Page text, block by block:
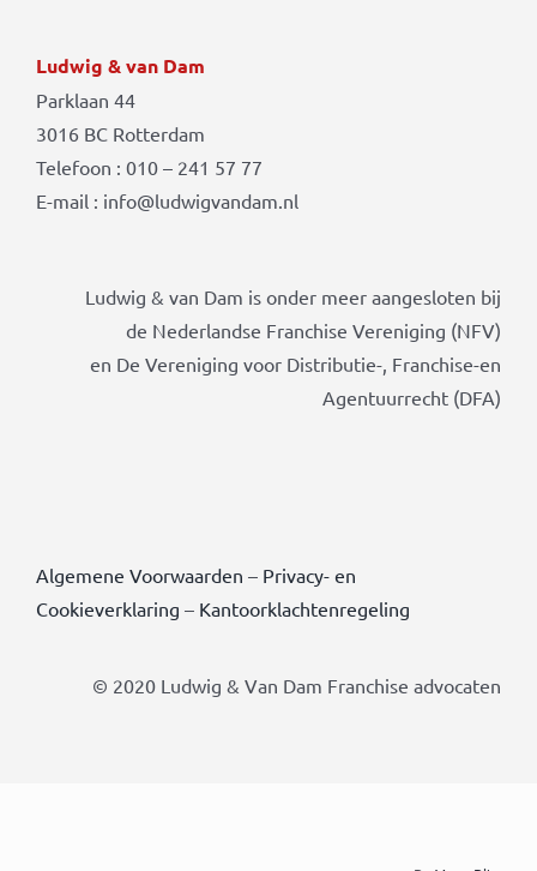
Ludwig & van Dam
Parklaan 44
3016 BC Rotterdam
Telefoon : 010 – 241 57 77
E-mail : info@ludwigvandam.nl
Ludwig & van Dam is onder meer aangesloten bij
de Nederlandse Franchise Vereniging (NFV)
en De Vereniging voor Distributie-, Franchise-en
Agentuurrecht (DFA)
Algemene Voorwaarden – Privacy- en
Cookieverklaring – Kantoorklachtenregeling
© 2020 Ludwig & Van Dam Franchise advocaten